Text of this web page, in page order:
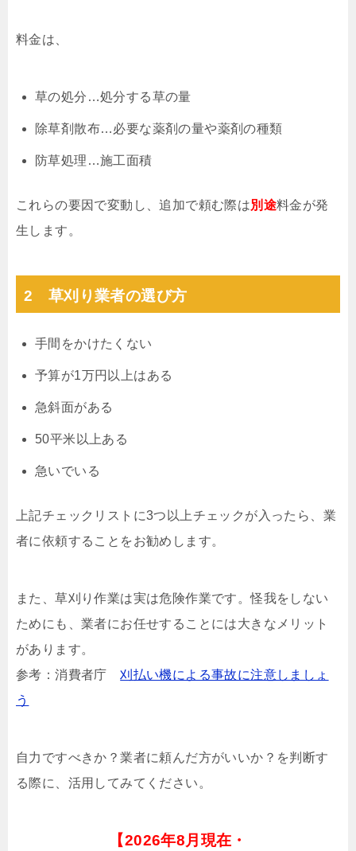
料金は、
草の処分…処分する草の量
除草剤散布…必要な薬剤の量や薬剤の種類
防草処理…施工面積
これらの要因で変動し、追加で頼む際は別途料金が発
生します。
2 草刈り業者の選び方
手間をかけたくない
予算が1万円以上はある
急斜面がある
50平米以上ある
急いでいる
上記チェックリストに3つ以上チェックが入ったら、業
者に依頼することをお勧めします。
また、草刈り作業は実は危険作業です。怪我をしない
ためにも、業者にお任せすることには大きなメリット
があります。
参考：消費者庁刈払い機による事故に注意しましょ
う
自力ですべきか？業者に頼んだ方がいいか？を判断す
る際に、活用してみてください。
【2026年8月現在・